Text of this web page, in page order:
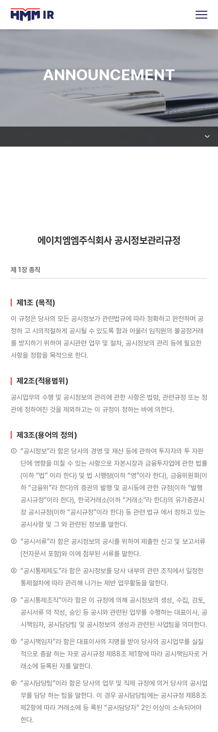
ANNOUNCEMENT
에이치엠엠주식회사 공시정보관리규정
제 1장 총칙
제1조 (목적)
이 규정은 당사의 모든 공시정보가 관련법규에 따라 정확하고 완전하며 공
정하 고 시의적절하게 공시될 수 있도록 함과 아울러 임직원의 불공정거래
를 방지하기 위하여 공시관련 업무 및 절차, 공시정보의 관리 등에 필요한
사항을 정함을 목적으로 한다.
제2조(적용범위)
공시업무의 수행 및 공시정보의 관리에 관한 사항은 법령, 관련규정 또는 정
관에 정하여진 것을 제외하고는 이 규정이 정하는 바에 의한다.
제3조(용어의 정의)
① “공시정보”라 함은 당사의 경영 및 재산 등에 관하여 투자자의 투 자판
단에 영향을 미칠 수 있는 사항으로 자본시장과 금융투자업에 관한 법률
(이하 “법” 이라 한다) 및 법 시행령(이하 “영”이라 한다), 금융위원회(이
하 “금융위”라 한다)의 증권의 발행 및 공시등에 관한 규정(이하 “발행
공시규정”이라 한다), 한국거래소(이하 “거래소”라 한다)의 유가증권시
장 공시규정(이하 “공시규정”이라 한다) 등 관련 법규 에서 정하고 있는
공시사항 및 그 와 관련된 정보를 말한다.
② “공시서류”라 함은 공시정보의 공시를 위하여 제출한 신고 및 보고서류
(전자문서 포함)와 이에 첨부된 서류를 말한다.
③ “공시통제제도”라 함은 공시정보를 당사 내부의 관련 조직에서 일정한
통제절차에 따라 관리해 나가는 제반 업무활동을 말한다.
④ “공시통제조직”이라 함은 이 규정에 의해 공시정보의 생성, 수집, 검토,
공시서류 의 작성, 승인 등 공시와 관련된 업무를 수행하는 대표이사, 공
시책임자, 공시담당팀 및 공시정보의 생성과 관련된 사업팀을 의미한다.
⑤ “공시책임자”라 함은 대표이사의 지명을 받아 당사의 공시업무를 실질
적으로 총괄 하는 자로 공시규정 제88조 제1항에 따라 공시책임자로 거
래소에 등록된 자를 말한다.
⑥ “공시담당팀”이라 함은 당사의 업무 및 직제 규정에 의거 당사의 공시업
무를 담당 하는 팀을 말한다. 이 경우 공시담당팀에는 공시규정 제88조
제2항에 따라 거래소에 등 록된 “공시담당자” 2인 이상이 소속되어야
한다.